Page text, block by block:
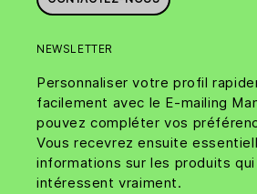
NEWSLETTER
Personnaliser votre profil
facilement avec le E-mailing
pouvez compléter vos
Vous recevrez ensuite
informations sur les produits qui
intéressent vraiment.